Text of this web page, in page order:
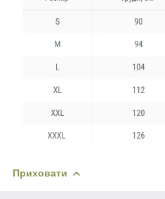
Приховати